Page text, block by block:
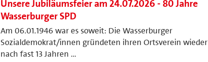
Unsere Jubiläumsfeier am 24.07.2026 - 80 Jahre
Wasserburger SPD
Am 06.01.1946 war es soweit: Die Wasserburger
Sozialdemokrat/innen gründeten ihren Ortsverein wieder
nach fast 13 Jahren …